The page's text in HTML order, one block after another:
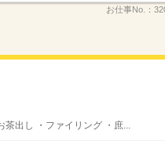
お仕事No.：
出し ・ファイリング ・庶...